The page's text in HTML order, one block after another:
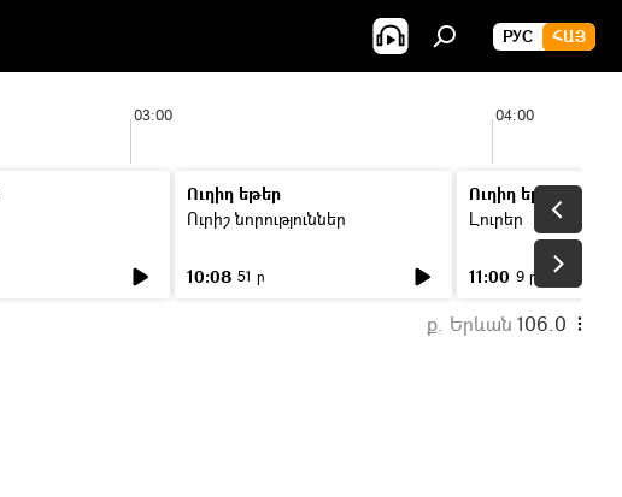
РУС ՀԱՅ
03:00 04:00
Ուղիղ եթեր
Ուրիշ նորություններ
10:08 51 ր
Ուղիղ եթեր
Լուրեր
11:00 9 ր
ք. Երևան 106.0